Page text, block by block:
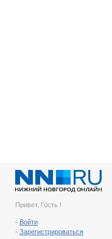
Привет, Гость !
- Войти
- Зарегистрироваться